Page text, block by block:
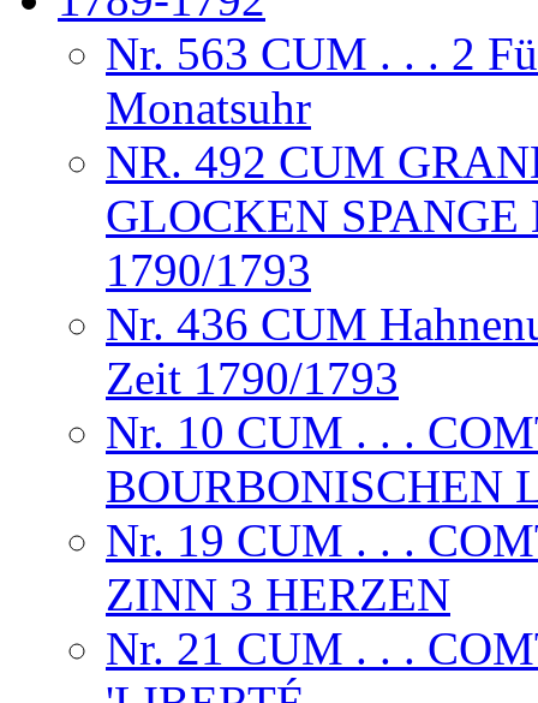
Nr. 563 CUM . . . 2
Monatsuhr
NR. 492 CUM
GLOCKEN
1790/1793
Nr. 436 CUM
Zeit 1790/1793
Nr. 10 CUM . . .
BOURBONISCHEN
Nr. 19 CUM . . .
ZINN 3 HERZEN
Nr. 21 CUM . . .